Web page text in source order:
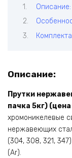
Описание:
Описание:
Прутки
пачка 5кг) (цена
хромоникелевые
нержавеющих
(304, 308, 321,
(Ar).